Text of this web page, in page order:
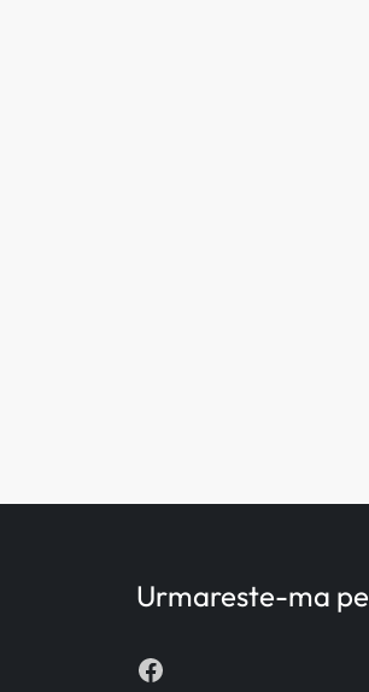
Urmareste-ma pe